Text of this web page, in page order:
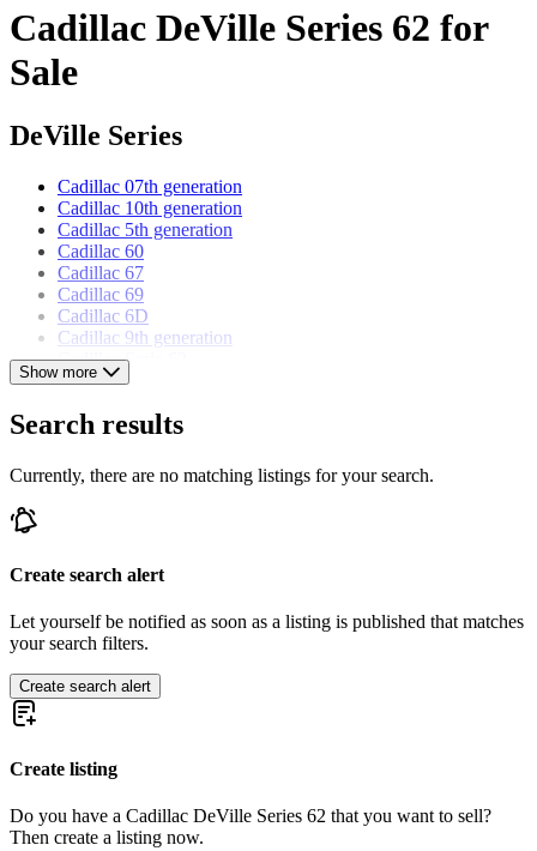
Cadillac DeVille Series 62 for
Sale
DeVille Series
Cadillac 07th generation
Cadillac 10th generation
Cadillac 5th generation
Cadillac 60
Cadillac 67
Cadillac 69
Cadillac 6D
Cadillac 9th generation
Cadillac Serie 62
Cadillac Serie 6300
Cadillac Series 62
Cadillac Series 6300
Cadillac models
Cadillac Allanté
Cadillac Eldorado
Cadillac Fleetwood
Cadillac Series 353
Cadillac Series 60
Cadillac Series 62
Cadillac V-16
Cadillac V16
Show more
Search results
Currently, there are no matching listings for your search.
Create search alert
Let yourself be notified as soon as a listing is published that matches
your search filters.
Create search alert
Create listing
Do you have a Cadillac DeVille Series 62 that you want to sell?
Then create a listing now.